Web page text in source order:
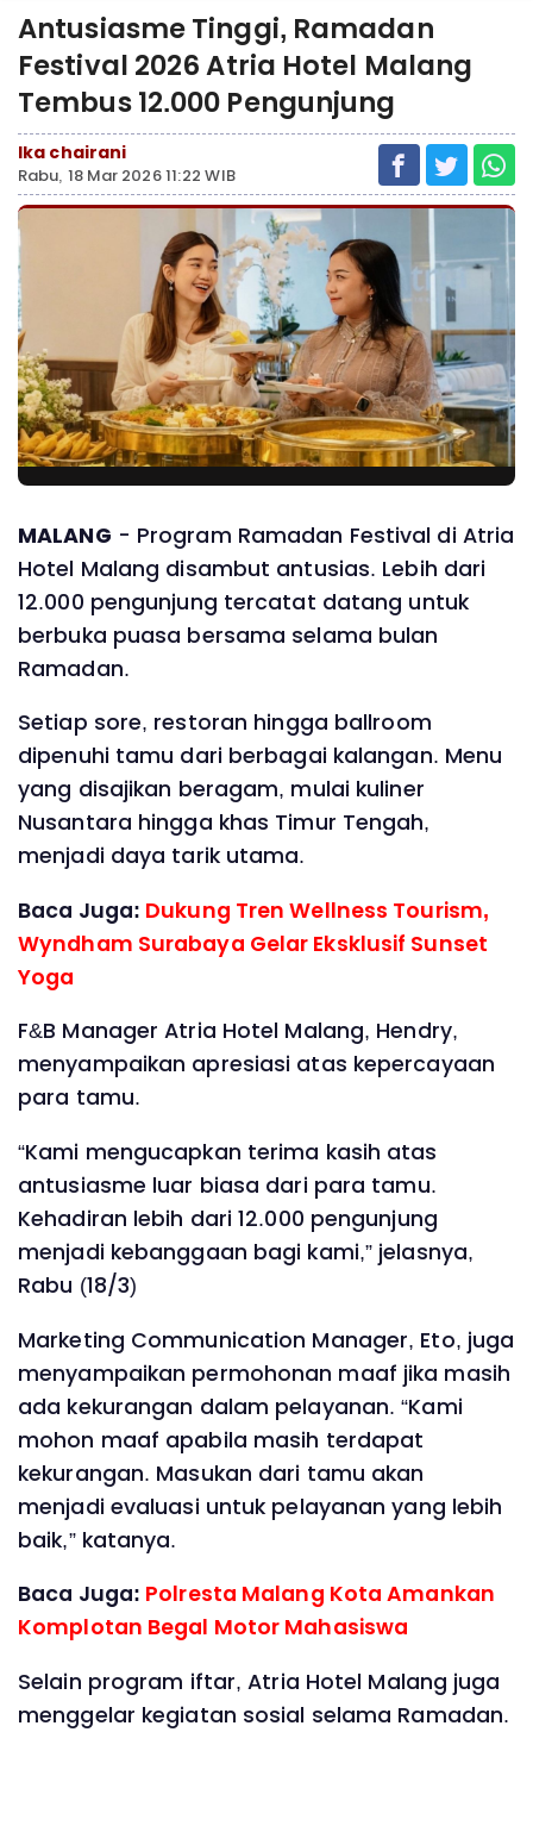
Antusiasme Tinggi, Ramadan
Festival 2026 Atria Hotel Malang
Tembus 12.000 Pengunjung
Ika chairani
Rabu, 18 Mar 2026 11:22 WIB
MALANG - Program Ramadan Festival di Atria
Hotel Malang disambut antusias. Lebih dari
12.000 pengunjung tercatat datang untuk
berbuka puasa bersama selama bulan
Ramadan.
Setiap sore, restoran hingga ballroom
dipenuhi tamu dari berbagai kalangan. Menu
yang disajikan beragam, mulai kuliner
Nusantara hingga khas Timur Tengah,
menjadi daya tarik utama.
Baca Juga: Dukung Tren Wellness Tourism,
Wyndham Surabaya Gelar Eksklusif Sunset
Yoga
F&B Manager Atria Hotel Malang, Hendry,
menyampaikan apresiasi atas kepercayaan
para tamu.
“Kami mengucapkan terima kasih atas
antusiasme luar biasa dari para tamu.
Kehadiran lebih dari 12.000 pengunjung
menjadi kebanggaan bagi kami,” jelasnya,
Rabu (18/3)
Marketing Communication Manager, Eto, juga
menyampaikan permohonan maaf jika masih
ada kekurangan dalam pelayanan. “Kami
mohon maaf apabila masih terdapat
kekurangan. Masukan dari tamu akan
menjadi evaluasi untuk pelayanan yang lebih
baik,” katanya.
Baca Juga: Polresta Malang Kota Amankan
Komplotan Begal Motor Mahasiswa
Selain program iftar, Atria Hotel Malang juga
menggelar kegiatan sosial selama Ramadan.